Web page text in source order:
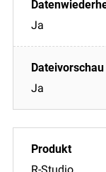
Ja
Ja